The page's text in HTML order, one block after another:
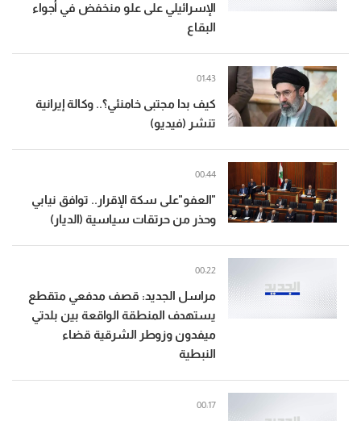
الإسرائيلي على علو منخفض في أجواء
البقاع
كيف بدا مجتبى خامنئي؟.. وكالة إيرانية
تنشر (فيديو)
01:43
"العفو"على سكة الإقرار.. توافق نيابي
وحذر من حرتقات سياسية (الديار)
00:44
مراسل الجديد: قصف مدفعي متقطع
يستهدف المنطقة الواقعة بين بلدتي
ميفدون وزوطر الشرقية قضاء
النبطية
00:22
00:17